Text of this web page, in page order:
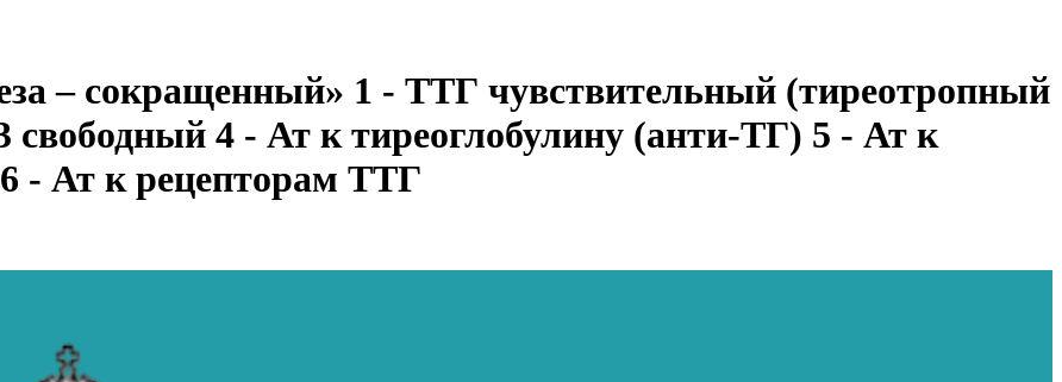
– сокращенный» 1 - ТТГ чувствительный (тиреотропный
4 - Ат к тиреоглобулину (анти-ТГ) 5 - Ат к
- Ат к рецепторам ТТГ